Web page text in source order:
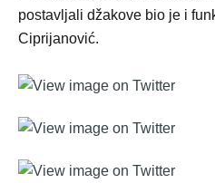
postavljali džakove bio je i
Ciprijanović.